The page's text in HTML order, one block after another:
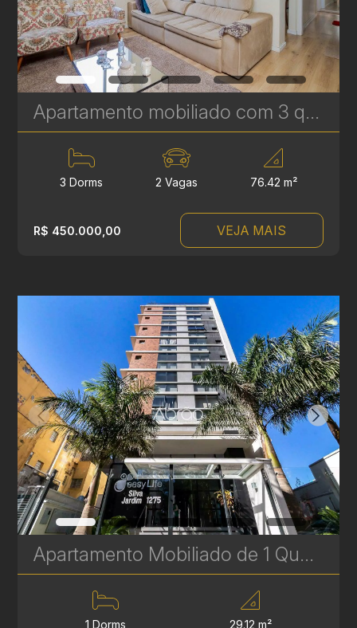
Apartamento mobiliado com 3 quartos à venda no Água Verde, com vista para Curitiba – 76 m² | Ref. 248
3 Dorms 2 Vagas 76.42 m²
R$ 450.000,00 VEJA MAIS
Apartamento Mobiliado de 1 Quarto Próximo ao Shopping Curitiba – Rebouças | Ref 328
1 Dorms 29.12 m²